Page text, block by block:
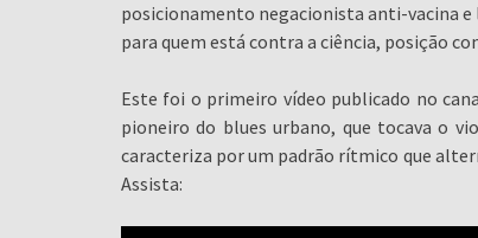
posicionamento negacionista anti-vacina
para quem está contra a ciência, posição
Este foi o primeiro vídeo publicado no
pioneiro do blues urbano, que tocava o
caracteriza por um padrão rítmico que
Assista: